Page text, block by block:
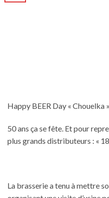
Happy BEER Day « Chouelka »
50 ans ça se fête. Et pour
plus grands distributeurs : «
La brasserie a tenu à mettre